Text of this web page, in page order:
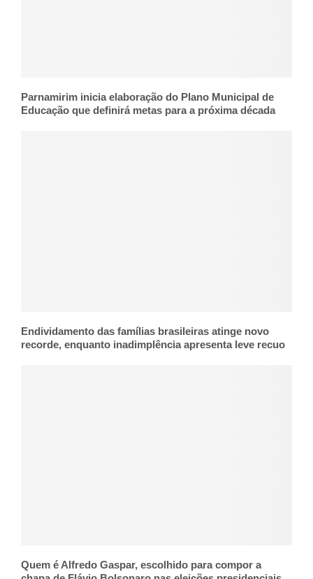
Parnamirim inicia elaboração do Plano Municipal de
Educação que definirá metas para a próxima década
Endividamento das famílias brasileiras atinge novo
recorde, enquanto inadimplência apresenta leve recuo
Quem é Alfredo Gaspar, escolhido para compor a